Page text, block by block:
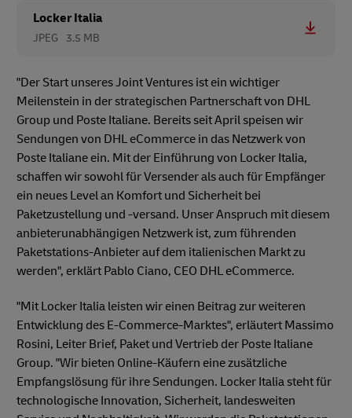
Locker Italia
JPEG 3.5 MB
"Der Start unseres Joint Ventures ist ein wichtiger
Meilenstein in der strategischen Partnerschaft von DHL
Group und Poste Italiane. Bereits seit April speisen wir
Sendungen von DHL eCommerce in das Netzwerk von
Poste Italiane ein. Mit der Einführung von Locker Italia,
schaffen wir sowohl für Versender als auch für Empfänger
ein neues Level an Komfort und Sicherheit bei
Paketzustellung und -versand. Unser Anspruch mit diesem
anbieterunabhängigen Netzwerk ist, zum führenden
Paketstations-Anbieter auf dem italienischen Markt zu
werden", erklärt Pablo Ciano, CEO DHL eCommerce.
"Mit Locker Italia leisten wir einen Beitrag zur weiteren
Entwicklung des E-Commerce-Marktes", erläutert Massimo
Rosini, Leiter Brief, Paket und Vertrieb der Poste Italiane
Group. "Wir bieten Online-Käufern eine zusätzliche
Empfangslösung für ihre Sendungen. Locker Italia steht für
technologische Innovation, Sicherheit, landesweiten